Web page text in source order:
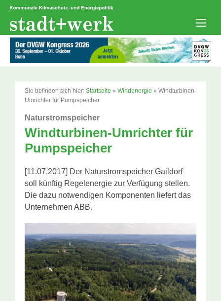
Zum
springen
Sie befinden sich hier: Startseite » Windenergie » Windturbinen-
Umrichter für Pumpspeicher
Naturstromspeicher
Windturbinen-Umrichter für
Pumpspeicher
[11.07.2017] Der Naturstromspeicher Gaildorf
soll künftig Regelenergie zur Verfügung stellen.
Die dazu notwendigen Komponenten liefert das
Unternehmen ABB.